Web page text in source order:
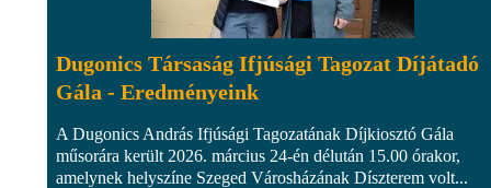
Dugonics Társaság Ifjúsági Tagozat Díjátadó
Gála - Eredményeink
A Dugonics András Ifjúsági Tagozatának Díjkiosztó Gála
műsorára került 2026. március 24-én délután 15.00 órakor,
amelynek helyszíne Szeged Városházának Díszterem volt...